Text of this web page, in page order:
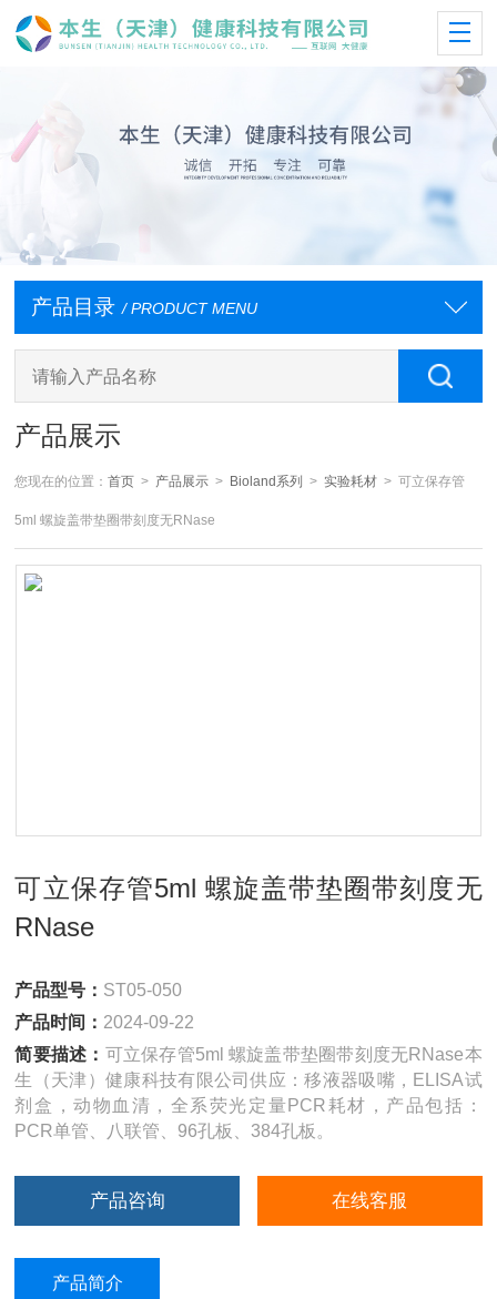
产品目录 / PRODUCT MENU
产品展示
您现在的位置：首页 > 产品展示 > Bioland系列 >实验耗材 > 可立保存管
5ml 螺旋盖带垫圈带刻度无RNase
可立保存管5ml 螺旋盖带垫圈带刻度无
RNase
产品型号： ST05-050
产品时间： 2024-09-22
简要描述： 可立保存管5ml 螺旋盖带垫圈带刻度无RNase本
生（天津）健康科技有限公司供应：移液器吸嘴，ELISA试
剂盒，动物血清，全系荧光定量PCR耗材，产品包括：
PCR单管、八联管、96孔板、384孔板。
产品咨询 在线客服
产品简介